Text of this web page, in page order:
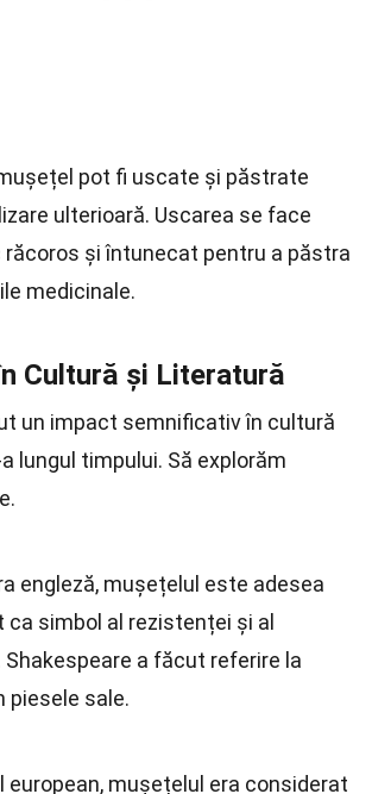
pot fi uscate și păstrate
ulterioară. Uscarea se face
răcoros și întunecat pentru a păstra
medicinale.
Cultură și Literatură
un impact semnificativ în cultură
lungul timpului. Să explorăm
engleză, mușețelul este adesea
ca simbol al rezistenței și al
Shakespeare a făcut referire la
piesele sale.
european, mușețelul era considerat